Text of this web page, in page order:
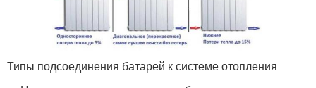
Типы подсоединения батарей к системе отопления